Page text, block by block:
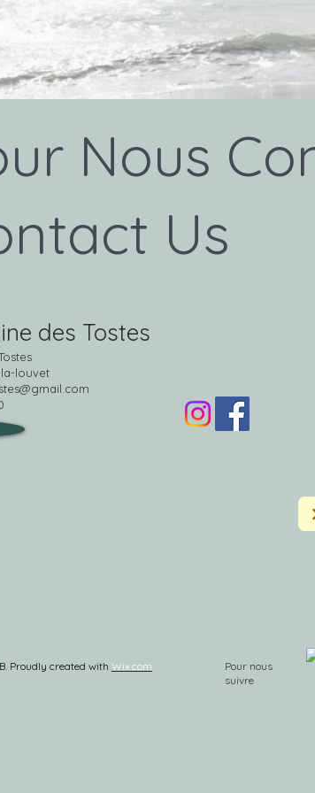
des Tostes
la-louvet
Nous
Us
Proudly created with Wix.com
Pour nous
suivre